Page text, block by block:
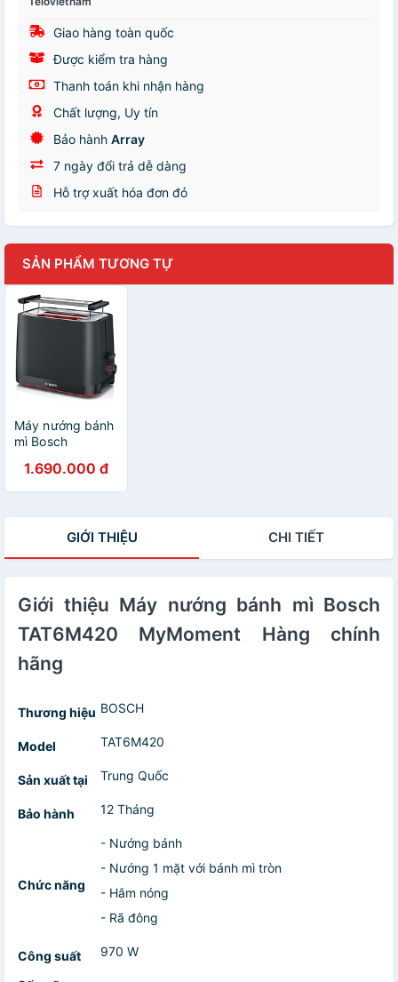
Giao hàng toàn quốc
Được kiểm tra hàng
Thanh toán khi nhận hàng
Chất lượng, Uy tín
Bảo hành Array
7 ngày đổi trả dễ dàng
Hỗ trợ xuất hóa đơn đỏ
SẢN PHẨM TƯƠNG TỰ
Máy nướng bánh
mì Bosch
chính hãng
1.690.000 đ
GIỚI THIỆU CHI TIẾT
Giới thiệu Máy nướng bánh mì Bosch
TAT6M420 MyMoment Hàng chính
hãng
Thương hiệu BOSCH
Model TAT6M420
Sản xuất tại Trung Quốc
Bảo hành 12 Tháng
Chức năng
- Nướng bánh
- Nướng 1 mặt với bánh mì tròn
- Hâm nóng
- Rã đông
Công suất 970 W